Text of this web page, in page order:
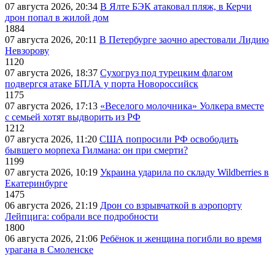
07 августа 2026, 20:34 В Ялте БЭК атаковал пляж, в Керчи
дрон попал в жилой дом
1884
07 августа 2026, 20:11 В Петербурге заочно арестовали Лидию
Невзорову
1120
07 августа 2026, 18:37 Сухогруз под турецким флагом
подвергся атаке БПЛА у порта Новороссийск
1175
07 августа 2026, 17:13 «Веселого молочника» Уолкера вместе
с семьей хотят выдворить из РФ
1212
07 августа 2026, 11:20 США попросили РФ освободить
бывшего морпеха Гилмана: он при смерти?
1199
07 августа 2026, 10:19 Украина ударила по складу Wildberries в
Екатеринбурге
1475
06 августа 2026, 21:19 Дрон со взрывчаткой в аэропорту
Лейпцига: собрали все подробности
1800
06 августа 2026, 21:06 Ребёнок и женщина погибли во время
урагана в Смоленске